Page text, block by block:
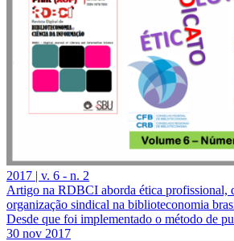
2017 | v. 6 - n. 2
Artigo na RDBCI aborda ética profissional,
organização sindical na biblioteconomia
Desde que foi implementado o método de
30 nov 2017